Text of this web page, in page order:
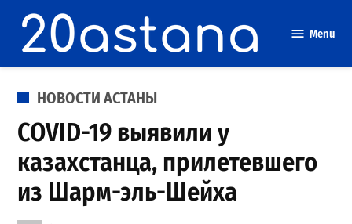
content
Menu
POSTED
НОВОСТИ АСТАНЫ
COVID-19 выявили у
казахстанца, прилетевшего
из Шарм-эль-Шейха